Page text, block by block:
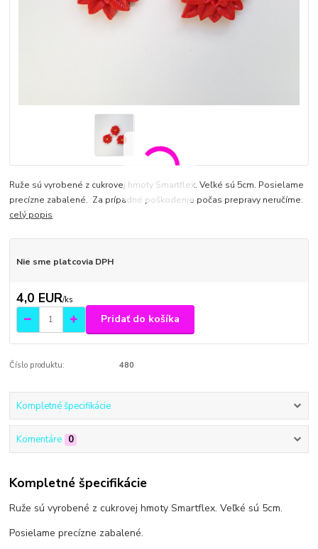
Ruže sú vyrobené z cukrovej hmoty Smartflex. Veľké sú 5cm. Posielame
precízne zabalené. Za prípadné poškodenie počas prepravy neručíme.
celý popis
Nie sme platcovia DPH
4,0 EUR/ks
Pridať do košíka
Číslo produktu: 480
Kompletné špecifikácie
Komentáre 0
Kompletné špecifikácie
Ruže sú vyrobené z cukrovej hmoty Smartflex. Veľké sú 5cm.
Posielame precízne zabalené.